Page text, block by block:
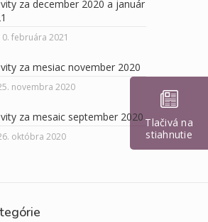
za december 2020 a január
februára 2021
za mesiac november 2020
novembra 2020
za mesaic september 2020
októbra 2020
Tlačivá na
stiahnutie